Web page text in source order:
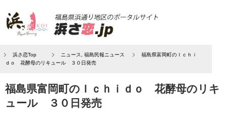
浜さ恋Top ニュース 福島民報ニュース
福島県富岡町のＩｃｈｉ
ｄｏ 花酵母のリキュール ３０日発売
福島県富岡町のＩｃｈｉｄｏ 花酵母のリキ
ュール ３０日発売